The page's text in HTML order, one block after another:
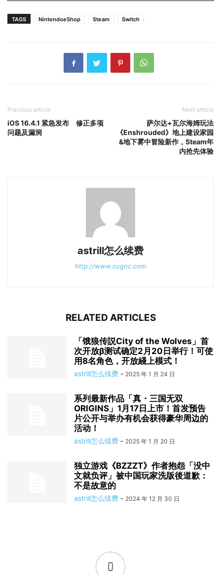
TAGS NintendoeShop Steam Switch
Previous article
iOS 16.4.1 紧急发布 修正多项
问题及漏洞
Next article
萨尔达+瓦尔海姆玩法
《Enshrouded》地上建设家园
&地下雾中冒险新作，Steam年
内抢先体验
astrill怎么续费
http://www.cugnc.com
RELATED ARTICLES
「饿狼传説City of the Wolves」首
次开放β测试确定2月20日举行！可使
用8名角色，开放綫上模式！
astrill怎么续费 - 2025 年 1 月 24 日
系列最新作品「真・三国无双
ORIGINS」1月17日上市！首发预告
片公开与举办有机会获得豪华周边的
活动！
astrill怎么续费 - 2025 年 1 月 20 日
独立游戏《BZZZT》作者抱怨「没中
文就负评」被中国玩家洗版後道歉：
不是故意的
astrill怎么续费 - 2024 年 12 月 30 日
0